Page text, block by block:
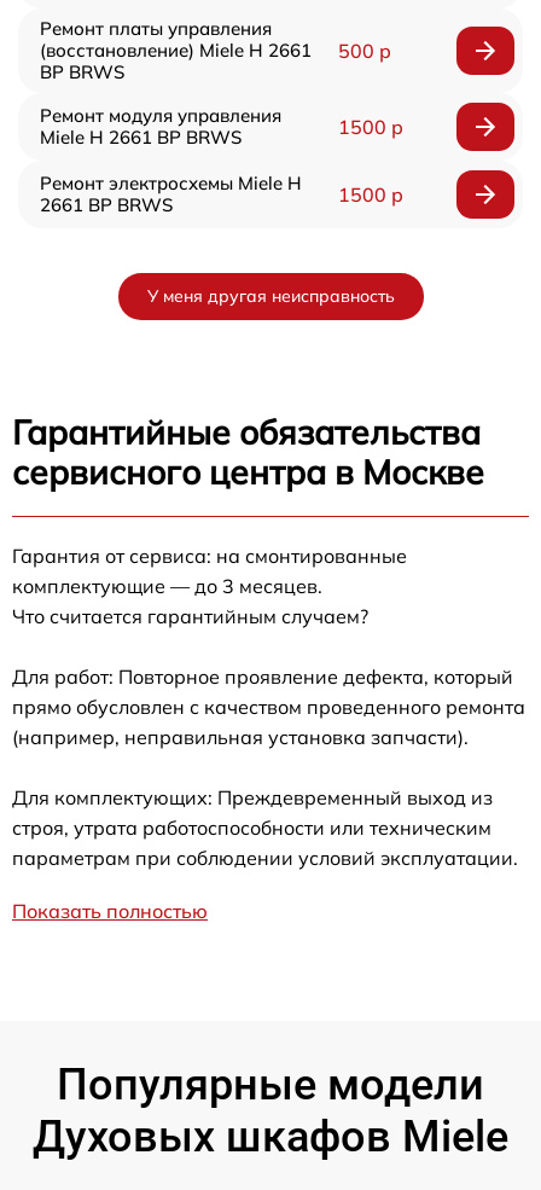
Ремонт платы управления
(восстановление) Miele H 2661
BP BRWS
500 р
Ремонт модуля управления
Miele H 2661 BP BRWS
1500 р
Ремонт электросхемы Miele H
2661 BP BRWS
1500 р
У меня другая неисправность
Гарантийные обязательства
сервисного центра в Москве
Гарантия от сервиса: на смонтированные
комплектующие — до 3 месяцев.
Что считается гарантийным случаем?
Для работ: Повторное проявление дефекта, который
прямо обусловлен с качеством проведенного ремонта
(например, неправильная установка запчасти).
Для комплектующих: Преждевременный выход из
строя, утрата работоспособности или техническим
параметрам при соблюдении условий эксплуатации.
Показать полностью
Популярные модели
Духовых шкафов Miele